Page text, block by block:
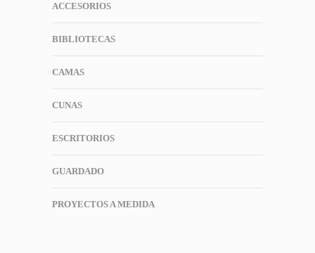
ACCESORIOS
BIBLIOTECAS
CAMAS
CUNAS
ESCRITORIOS
GUARDADO
PROYECTOS A MEDIDA